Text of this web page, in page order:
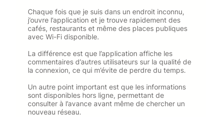
Chaque fois que je suis dans un endroit inconnu,
j’ouvre l’application et je trouve rapidement des
cafés, restaurants et même des places publiques
avec Wi-Fi disponible.
La différence est que l’application affiche les
commentaires d’autres utilisateurs sur la qualité de
la connexion, ce qui m’évite de perdre du temps.
Un autre point important est que les informations
sont disponibles hors ligne, permettant de
consulter à l’avance avant même de chercher un
nouveau réseau.